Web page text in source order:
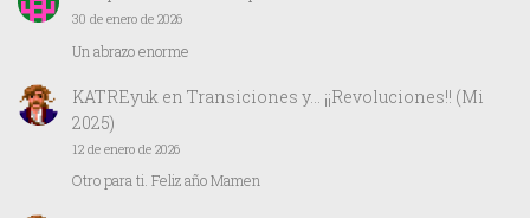
30 de enero de 2026
Un abrazo enorme
KATREyuken Transiciones y… ¡¡Revoluciones!! (Mi
2025)
12 de enero de 2026
Otro para ti. Feliz año Mamen